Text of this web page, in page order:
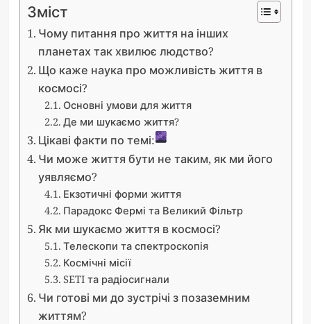
Зміст
Чому питання про життя на інших
планетах так хвилює людство?
Що каже наука про можливість життя в
космосі?
Основні умови для життя
Де ми шукаємо життя?
Цікаві факти по темі:
Чи може життя бути не таким, як ми його
уявляємо?
Екзотичні форми життя
Парадокс Фермі та Великий Фільтр
Як ми шукаємо життя в космосі?
Телескопи та спектроскопія
Космічні місії
SETI та радіосигнали
Чи готові ми до зустрічі з позаземним
життям?